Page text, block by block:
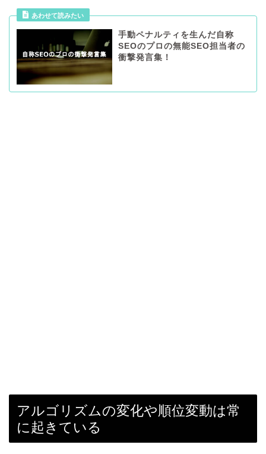
あわせて読みたい
手動ペナルティを生んだ自称
SEOのプロの無能SEO担当者の
衝撃発言集！
アルゴリズムの変化や順位変動は常
に起きている